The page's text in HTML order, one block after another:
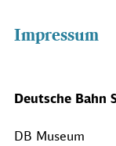
Impressum
Deutsche Bahn
DB Museum